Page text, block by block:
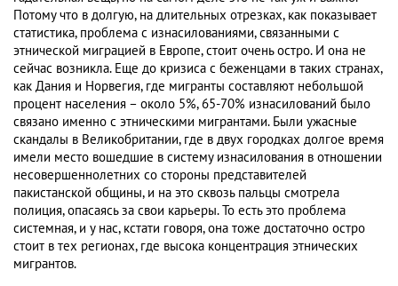
Потому что в долгую, на длительных отрезках, как показывает
статистика, проблема с изнасилованиями, связанными с
этнической миграцией в Европе, стоит очень остро. И она не
сейчас возникла. Еще до кризиса с беженцами в таких странах,
как Дания и Норвегия, где мигранты составляют небольшой
процент населения – около 5%, 65-70% изнасилований было
связано именно с этническими мигрантами. Были ужасные
скандалы в Великобритании, где в двух городках долгое время
имели место вошедшие в систему изнасилования в отношении
несовершеннолетних со стороны представителей
пакистанской общины, и на это сквозь пальцы смотрела
полиция, опасаясь за свои карьеры. То есть это проблема
системная, и у нас, кстати говоря, она тоже достаточно остро
стоит в тех регионах, где высока концентрация этнических
мигрантов.